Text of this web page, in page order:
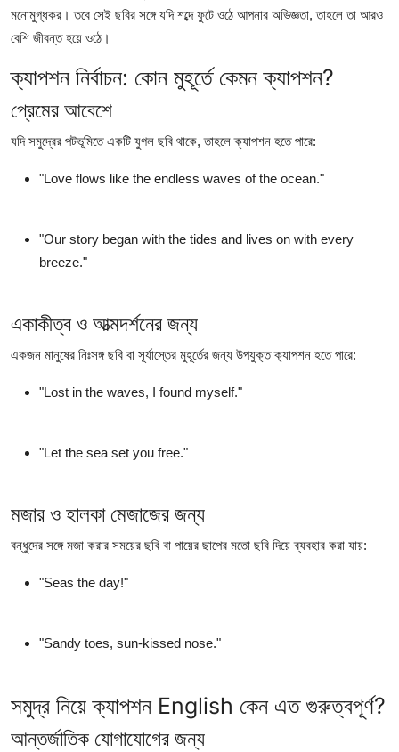
মনোমুগ্ধকর। তবে সেই ছবির সঙ্গে যদি শব্দে ফুটে ওঠে আপনার অভিজ্ঞতা, তাহলে তা আরও
বেশি জীবন্ত হয়ে ওঠে।
ক্যাপশন নির্বাচন: কোন মুহূর্তে কেমন ক্যাপশন?
প্রেমের আবেশে
যদি সমুদ্রের পটভূমিতে একটি যুগল ছবি থাকে, তাহলে ক্যাপশন হতে পারে:
"Love flows like the endless waves of the ocean."
"Our story began with the tides and lives on with every
breeze."
একাকীত্ব ও আত্মদর্শনের জন্য
একজন মানুষের নিঃসঙ্গ ছবি বা সূর্যাস্তের মুহূর্তের জন্য উপযুক্ত ক্যাপশন হতে পারে:
"Lost in the waves, I found myself."
"Let the sea set you free."
মজার ও হালকা মেজাজের জন্য
বন্ধুদের সঙ্গে মজা করার সময়ের ছবি বা পায়ের ছাপের মতো ছবি দিয়ে ব্যবহার করা যায়:
"Seas the day!"
"Sandy toes, sun-kissed nose."
সমুদ্র নিয়ে ক্যাপশন English কেন এত গুরুত্বপূর্ণ?
আন্তর্জাতিক যোগাযোগের জন্য